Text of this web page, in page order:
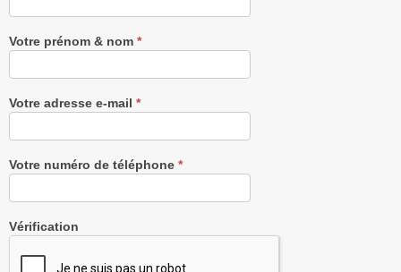
gratuitement
Votre prénom & nom *
Votre adresse e-mail *
Votre numéro de téléphone *
Vérification